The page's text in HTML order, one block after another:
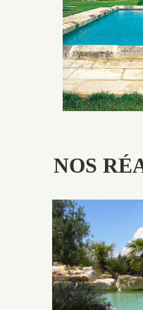
patine naturelle ou
NOS